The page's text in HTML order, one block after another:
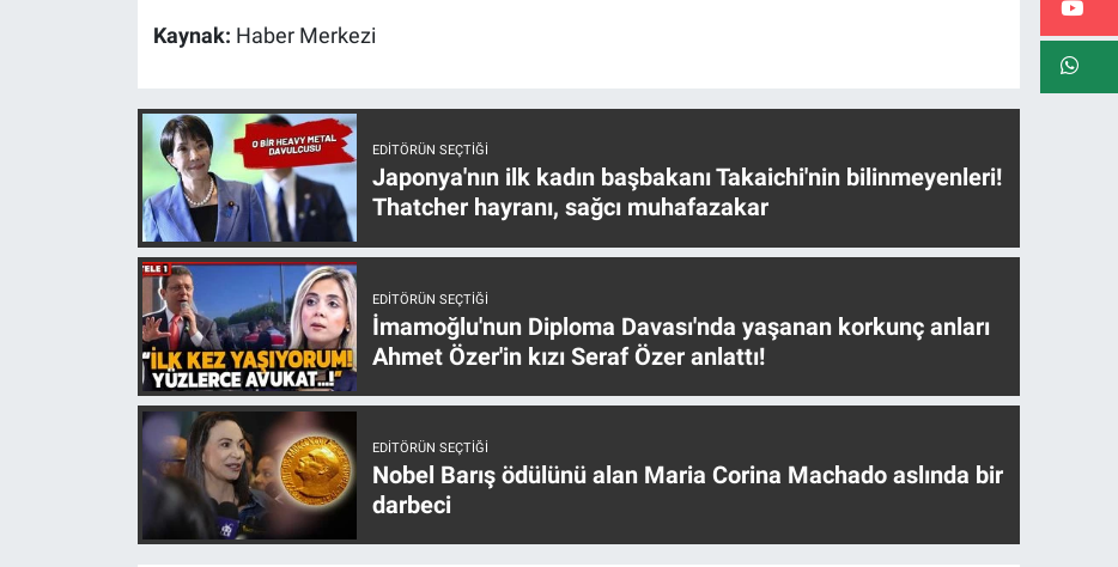
Kaynak: Haber Merkezi
EDITÖRÜN SEÇTIĞI
Japonya'nın ilk kadın başbakanı Takaichi'nin bilinmeyenleri!
Thatcher hayranı, sağcı muhafazakar
EDITÖRÜN SEÇTIĞI
İmamoğlu'nun Diploma Davası'nda yaşanan korkunç anları
Ahmet Özer'in kızı Seraf Özer anlattı!
EDITÖRÜN SEÇTIĞI
Nobel Barış ödülünü alan Maria Corina Machado aslında bir
darbeci
Türkiye'nin Geleceği
Yerel Gündem
Yerel Yaşam
Canlı Yayın